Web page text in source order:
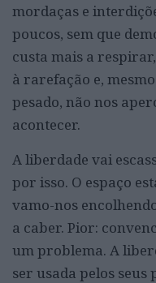
mordaças e
poucos, sem que
custa mais a
à rarefação e,
pesado, não nos
acontecer.
A liberdade vai
por isso. O espaço
vamo-nos
a caber. Pior:
um problema. A
ser usada pelos